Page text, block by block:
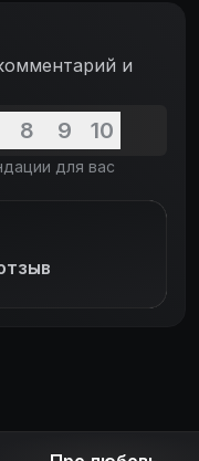
карты — он
ушел из ее
и
8 9 10
для вас